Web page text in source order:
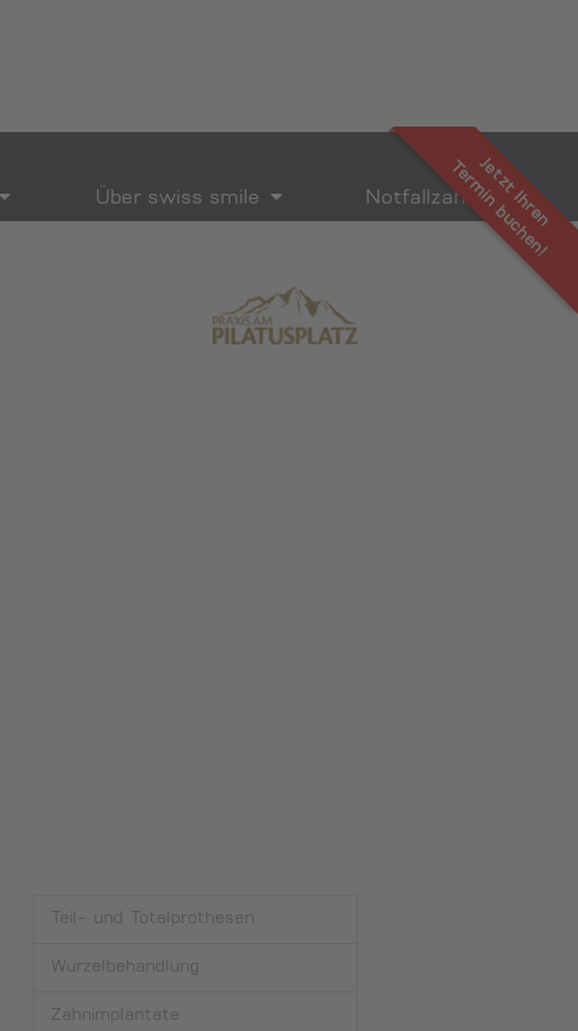
Jetzt Ihren
Termin buchen!
Über swiss smile Notfallzahnarzt
Teil- und Totalprothesen
Wurzel­behandlung
Zahn­implantate